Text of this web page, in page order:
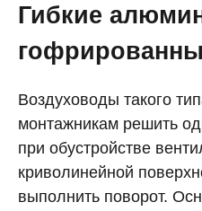
Гибкие
Воздуховоды такого
монтажникам решить
при обустройстве
криволинейной
выполнить поворот.